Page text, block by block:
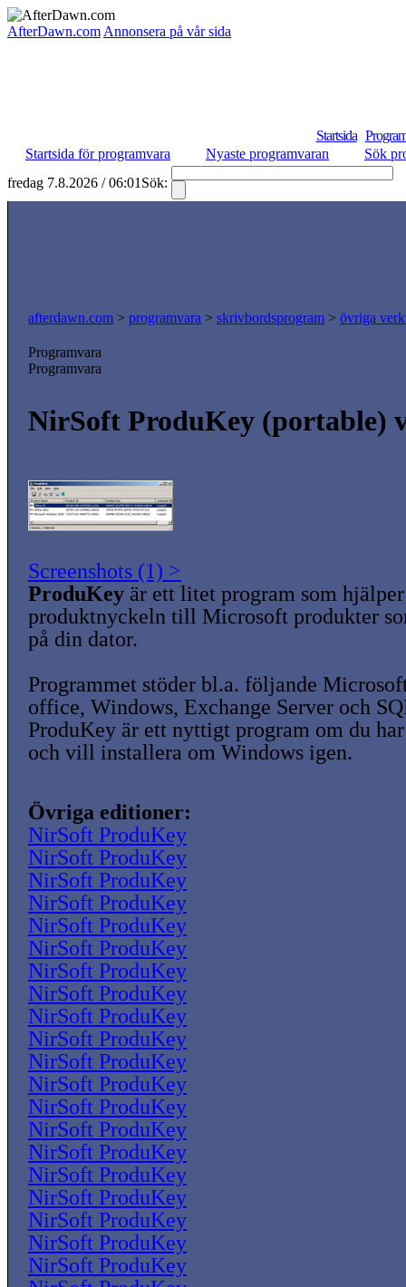
AfterDawn.com Annonsera på vår sida
Startsida
Startsida för programvara
Nyaste programvaran
Sök
fredag 7.8.2026 / 06:01 Sök:
afterdawn.com > programvara > skrivbordsprogram > övriga
Programvara
Programvara
NirSoft ProduKey (portable)
Screenshots (1) >
ProduKey är ett litet program som
produktnyckeln till Microsoft produkter
på din dator.
Programmet stöder bl.a. följande
office, Windows, Exchange Server och
ProduKey är ett nyttigt program om du
och vill installera om Windows igen.
Övriga editioner:
NirSoft ProduKey
NirSoft ProduKey
NirSoft ProduKey
NirSoft ProduKey
NirSoft ProduKey
NirSoft ProduKey
NirSoft ProduKey
NirSoft ProduKey
NirSoft ProduKey
NirSoft ProduKey
NirSoft ProduKey
NirSoft ProduKey
NirSoft ProduKey
NirSoft ProduKey
NirSoft ProduKey
NirSoft ProduKey
NirSoft ProduKey
NirSoft ProduKey
NirSoft ProduKey
NirSoft ProduKey